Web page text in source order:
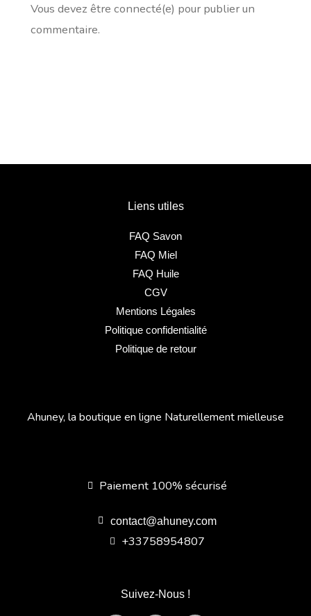
Vous devez être connecté(e) pour publier un
commentaire.
Suivez-Nous !
Ahuney, la boutique en ligne Naturellement mielleuse
Paiement 100% sécurisé
contact@ahuney.com
+33758954807
Liens utiles
FAQ Savon
FAQ Miel
FAQ Huile
CGV
Mentions Légales
Politique confidentialité
Politique de retour